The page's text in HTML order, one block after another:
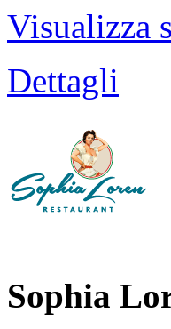
Visualizza
Dettagli
Sophia